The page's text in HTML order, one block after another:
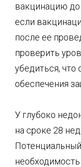
вакцинацию до
если
после ее
проверить
убедиться, что
обеспечения
У глубоко
на сроке 28